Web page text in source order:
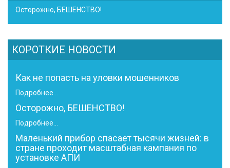
Осторожно, БЕШЕНСТВО!
КОРОТКИЕ НОВОСТИ
Как не попасть на уловки мошенников
Подробнее...
Осторожно, БЕШЕНСТВО!
Подробнее...
Маленький прибор спасает тысячи жизней: в
стране проходит масштабная кампания по
установке АПИ